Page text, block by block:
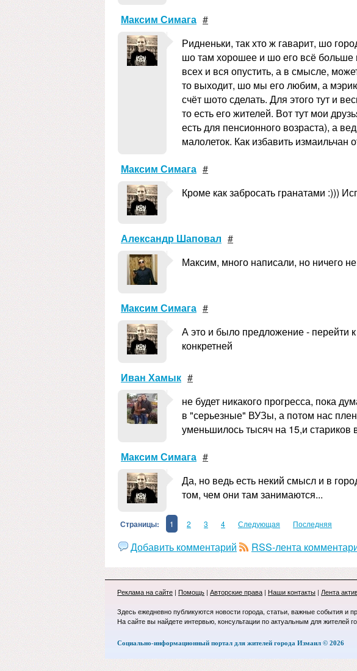
Максим Симага #
Ридненьки, так хто ж гаварит, шо
шо там хорошее и шо его всё больше
всех и вся опустить, а в смысле,
то выходит, шо мы его любим, а мэрию
счёт шото сделать. Для этого тут и
то есть его жителей. Вот тут мои
есть для пенсионного возраста), а
малолеток. Как избавить измаильчан
Максим Симага #
Кроме как забросать гранатами :)))
Александр Шаповал #
Максим, много написали, но ничего
Максим Симага #
А это и было предложение - перейти
конкретней
Иван Хамык #
не будет никакого прогресса, пока
в "серьезные" ВУЗы, а потом нас
уменьшилось тысяч на 15,и
Максим Симага #
Да, но ведь есть некий смысл и в
том, чем они там занимаются...
Страницы: 1 2 3 4 Следующая Последняя
Добавить комментарий RSS-лента
Реклама на сайте | Помощь | Авторские права | Наши контакты | Лента
Здесь ежедневно публикуются новости города, статьи, важные события и
На сайте вы найдете интервью, консультации по актуальным для жителей
Социально-информационный портал для жителей города Измаил © 2026